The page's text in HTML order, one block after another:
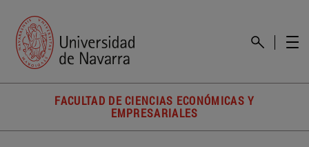
FACULTAD DE CIENCIAS ECONÓMICAS Y
EMPRESARIALES